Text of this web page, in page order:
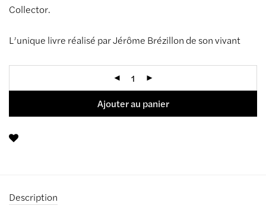
Collector.
L’unique livre réalisé par Jérôme Brézillon de son vivant
Ajouter au panier
Description